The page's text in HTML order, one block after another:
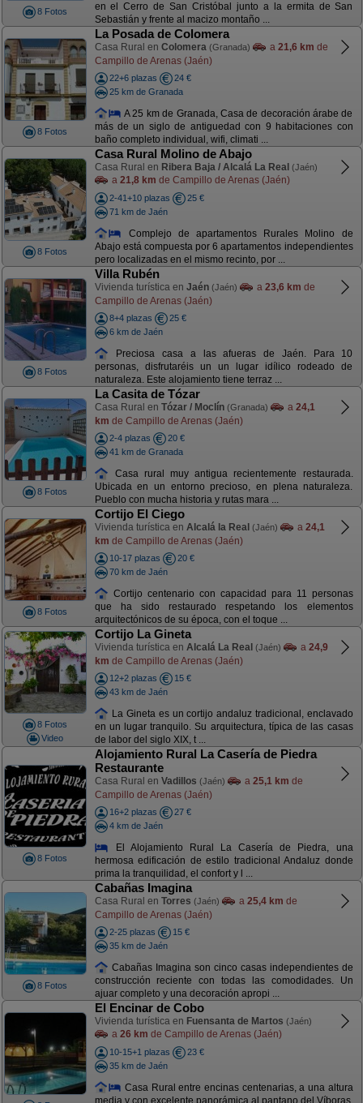
8 Fotos
en el Cerro de San Cristóbal junto a la ermita de San
Sebastián y frente al macizo montaño ...
8 Fotos
La Posada de Colomera
Casa Rural en Colomera (Granada) a 21,6 km de
Campillo de Arenas (Jaén)
22+6 plazas
24 €
25 km de Granada
A 25 km de Granada, Casa de decoración árabe de
más de un siglo de antiguedad con 9 habitaciones con
baño completo individual, wifi, climati ...
8 Fotos
Casa Rural Molino de Abajo
Casa Rural en Ribera Baja / Alcalá La Real (Jaén)
a 21,8 km de Campillo de Arenas (Jaén)
2-41+10 plazas
25 €
71 km de Jaén
Complejo de apartamentos Rurales Molino de
Abajo está compuesta por 6 apartamentos independientes
pero localizadas en el mismo recinto, por ...
8 Fotos
Villa Rubén
Vivienda turística en Jaén (Jaén) a 23,6 km de
Campillo de Arenas (Jaén)
8+4 plazas
25 €
6 km de Jaén
Preciosa casa a las afueras de Jaén. Para 10
personas, disfrutaréis un un lugar idílico rodeado de
naturaleza. Este alojamiento tiene terraz ...
8 Fotos
La Casita de Tózar
Casa Rural en Tózar / Moclín (Granada) a 24,1
km de Campillo de Arenas (Jaén)
2-4 plazas
20 €
41 km de Granada
Casa rural muy antigua recientemente restaurada.
Ubicada en un entorno precioso, en plena naturaleza.
Pueblo con mucha historia y rutas mara ...
8 Fotos
Cortijo El Ciego
Vivienda turística en Alcalá la Real (Jaén) a 24,1
km de Campillo de Arenas (Jaén)
10-17 plazas
20 €
70 km de Jaén
Cortijo centenario con capacidad para 11 personas
que ha sido restaurado respetando los elementos
arquitectónicos de su época, con el toque ...
8 Fotos
Video
Cortijo La Gineta
Vivienda turística en Alcalá La Real (Jaén) a 24,9
km de Campillo de Arenas (Jaén)
12+2 plazas
15 €
43 km de Jaén
La Gineta es un cortijo andaluz tradicional, enclavado
en un lugar tranquilo. Su arquitectura, típica de las casas
de labor del siglo XIX, t ...
8 Fotos
Alojamiento Rural La Casería de Piedra
Restaurante
Casa Rural en Vadillos (Jaén) a 25,1 km de
Campillo de Arenas (Jaén)
16+2 plazas
27 €
4 km de Jaén
El Alojamiento Rural La Casería de Piedra, una
hermosa edificación de estilo tradicional Andaluz donde
prima la tranquilidad, el confort y l ...
8 Fotos
Cabañas Imagina
Casa Rural en Torres (Jaén) a 25,4 km de
Campillo de Arenas (Jaén)
2-25 plazas
15 €
35 km de Jaén
Cabañas Imagina son cinco casas independientes de
construcción reciente con todas las comodidades. Un
ajuar completo y una decoración apropi ...
El Encinar de Cobo
Vivienda turística en Fuensanta de Martos (Jaén)
a 26 km de Campillo de Arenas (Jaén)
10-15+1 plazas
23 €
35 km de Jaén
Casa Rural entre encinas centenarias, a una altura